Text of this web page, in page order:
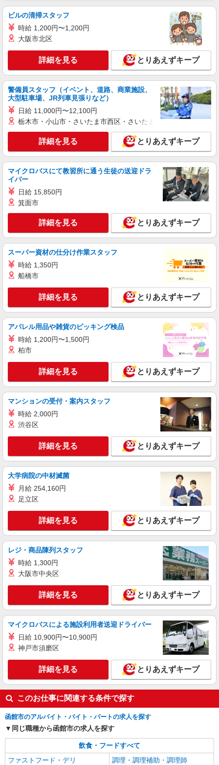
派遣社員
株式会社トラストグロース 北海道支社
老健の調理補助
【派遣時給】1,200〜1,250円（資格・経験によ
る） 交通費別途支給
北海道函館市日吉町4丁目
詳細を見る
派遣社員
株式会社トラストグロース 北海道支社
レストランでの調理業務
【派遣時給】1,200〜1,300円（資格・経験によ
る） 交通費別途支給
北海道函館市港町1丁目
詳細を見る
派遣社員
株式会社トラストグロース 北海道支社
施設内厨房での調理員業務
【派遣時給】1,250円 交通費別途支給
北海道函館市銅山町
詳細を見る
株式会社トラストグロース 北海道支社
施設内厨房での調理業務
【派遣時給】1,320円 交通費別途支給
北海道函館市銅山町
キープ 詳細を見る
派遣社員
株式会社トラストグロース 北海道支社
病院での調理補助
【派遣時給】1,200〜1,250円（資格・経験によ
北海道函館市中道
キープ 詳細を見る
派遣社員
株式会社トラストグロース 北海道支社
【派遣時給】1,200〜1,250円（資格・経験によ
る） 交通費別途支給
キープ 詳細を見る
株式会社トラストグロース 北海道支社
学校での調理業務
【派遣時給】1,100〜1,200円（資格・経験によ
る） 交通費別途支給
北海道函館市西旭岡町
キープ 詳細を見る
ビルの清掃スタッフ
時給 1,200円〜1,200円
大阪市北区
詳細を見る とりあえずキープ
警備員スタッフ（イベント、道路、商業施設、
大型駐車場、JR列車見張りなど）
日給 11,000円〜12,100円
栃木市・小山市・さいたま市西区・さいたま市岩槻区・久喜市・
詳細を見る とりあえずキープ
マイクロバスにて教習所に通う生徒の送迎ドラ
イバー
日給 15,850円
箕面市
詳細を見る とりあえずキープ
スーパー資材の仕分け作業スタッフ
時給 1,350円
船橋市
詳細を見る とりあえずキープ
アパレル用品や雑貨のピッキング検品
時給 1,200円〜1,500円
柏市
詳細を見る とりあえずキープ
マンションの受付・案内スタッフ
時給 2,000円
渋谷区
詳細を見る とりあえずキープ
大学病院の中材滅菌
月給 254,160円
足立区
詳細を見る とりあえずキープ
レジ・商品陳列スタッフ
時給 1,300円
大阪市中央区
詳細を見る とりあえずキープ
マイクロバスによる施設利用者送迎ドライバー
日給 10,900円〜10,900円
神戸市須磨区
詳細を見る とりあえずキープ
このお仕事に関連する条件で探す
函館市のアルバイト・バイト・パートの求人を探す
同じ職種から函館市の求人を探す
飲食・フードすべて
ファストフード・デリ
調理・調理補助・調理師